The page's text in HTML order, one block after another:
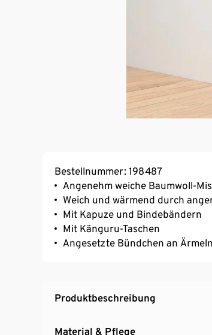
Bestellnummer: 198487
Angenehm weiche Baumwoll-
Weich und wärmend durch
Mit Kapuze und Bindebändern
Mit Känguru-Taschen
Angesetzte Bündchen an
Produktbeschreibung
Material & Pflege